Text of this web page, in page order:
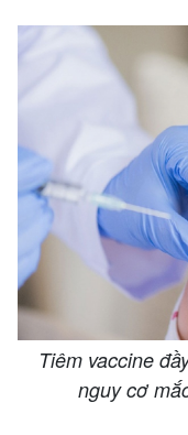
Tiêm vaccine
nguy cơ